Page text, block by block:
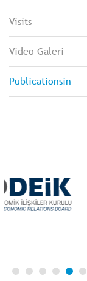
Visits
Video Galeri
Publicationsin